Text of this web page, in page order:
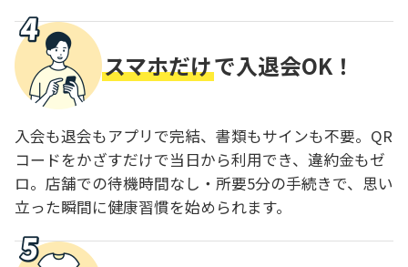
スマホだけで入退会OK！
入会も退会もアプリで完結、書類もサインも不要。QR
コードをかざすだけで当日から利用でき、違約金もゼ
ロ。店舗での待機時間なし・所要5分の手続きで、思い
立った瞬間に健康習慣を始められます。